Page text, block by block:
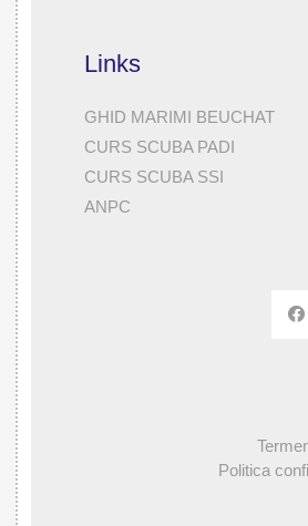
Links
GHID MARIMI BEUCHAT
CURS SCUBA PADI
CURS SCUBA SSI
ANPC
Politica